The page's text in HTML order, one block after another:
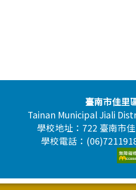
臺南市佳里
Tainan Municipal Jiali
學校地址：722 臺南市
學校電話：